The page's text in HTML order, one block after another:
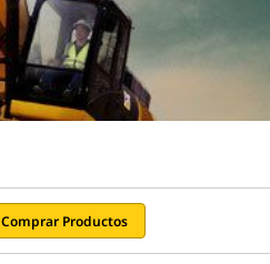
Comprar Productos